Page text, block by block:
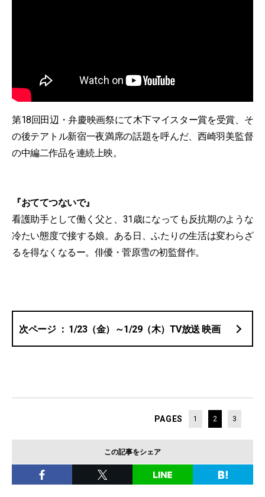
第18回⽥辺・弁慶映画祭にて⽊下マイスター賞を受賞、そ
の後テアトル新宿一夜満席の話題を呼んだ、⻄崎⽻美監督
の中編二作品を連続上映。
『おててつないで』
看護助手として働く父と、31歳になっても反抗期のような
冷たい態度で接する娘。ある日、ふたりの生活は変わらざ
るを得なくなるー。俳優・菅原雪の初監督作。
1/23（金）～1/29（木）TV放送 映画
PAGES 1 2 3
この記事をシェア